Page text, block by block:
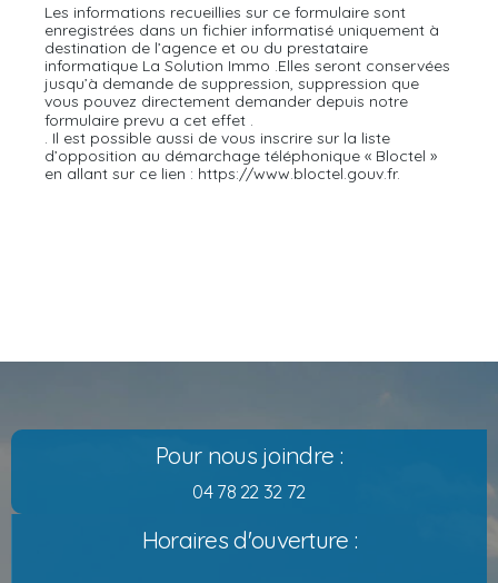
Les informations recueillies sur ce formulaire sont
enregistrées dans un fichier informatisé uniquement à
destination de l’agence et ou du prestataire
informatique La Solution Immo .Elles seront conservées
jusqu’à demande de suppression, suppression que
vous pouvez directement demander depuis notre
formulaire prevu a cet effet .
. Il est possible aussi de vous inscrire sur la liste
d’opposition au démarchage téléphonique « Bloctel »
en allant sur ce lien : https://www.bloctel.gouv.fr.
Pour nous joindre :
04 78 22 32 72
Horaires d'ouverture :